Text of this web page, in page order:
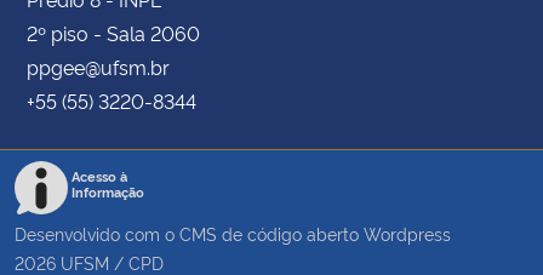
2º piso - Sala 2060
ppgee@ufsm.br
+55 (55) 3220-8344
Acesso à
Informação
Desenvolvido com o CMS de código aberto Wordpress
2026 UFSM / CPD